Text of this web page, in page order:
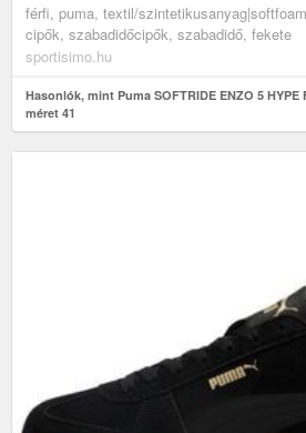
férfi, puma, textil/
cipők, szabadidőcipők, szabadidő, fekete
sportisimo.hu
Hasonlók, mint Puma SOFTRIDE ENZO 5
méret 41